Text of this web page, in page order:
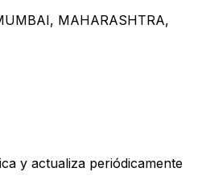
MAHARASHTRA,
y actualiza periódicamente